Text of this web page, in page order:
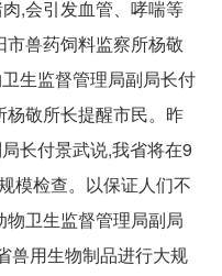
,会引发血管、哮喘等
市兽药饲料监察所杨敬
生监督管理局副局长付
杨敬所长提醒市民。昨
长付景武说,我省将在9
模检查。以保证人们不
物卫生监督管理局副局
兽用生物制品进行大规